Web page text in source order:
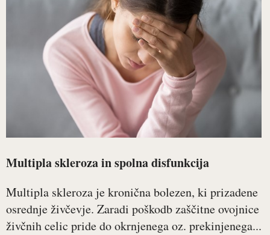
Multipla skleroza in spolna disfunkcija
Multipla skleroza je kronična bolezen, ki prizadene
osrednje živčevje. Zaradi poškodb zaščitne ovojnice
živčnih celic pride do okrnjenega oz. prekinjenega...